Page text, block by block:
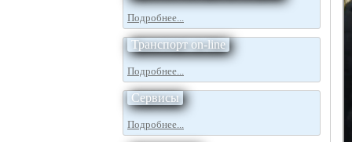
Подробнее...
Транспорт on-line
Подробнее...
Сервисы
Подробнее...